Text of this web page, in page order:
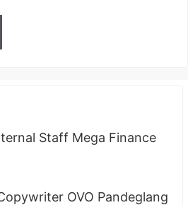
Staff Mega Finance
OVO Pandeglang